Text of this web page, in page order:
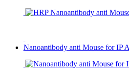
Nanoantibody anti Mouse for IP